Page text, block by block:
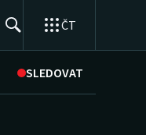
ČT
SLEDOVAT